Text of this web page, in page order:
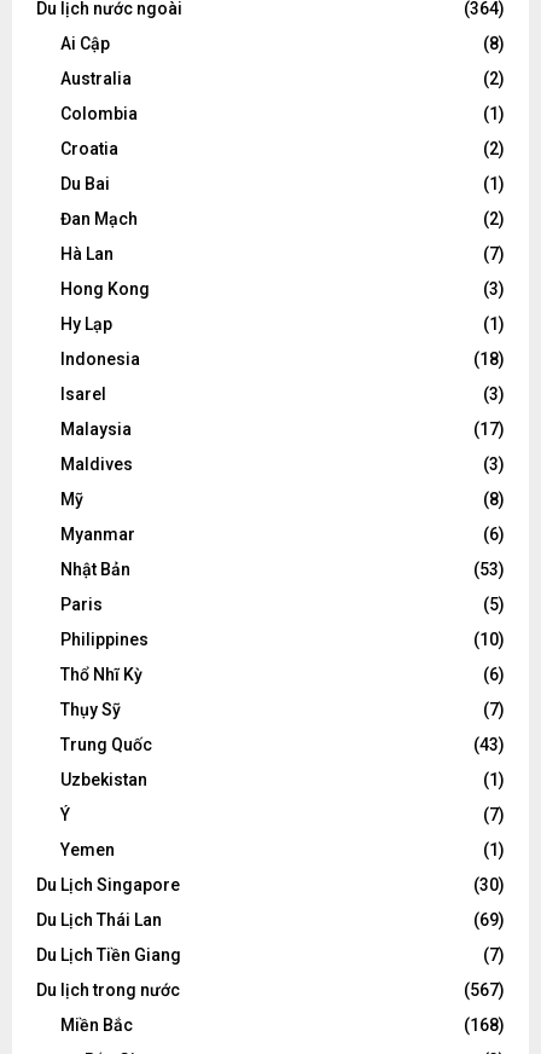
Du lịch nước ngoài
(364)
Ai Cập
(8)
Australia
(2)
Colombia
(1)
Croatia
(2)
Du Bai
(1)
Đan Mạch
(2)
Hà Lan
(7)
Hong Kong
(3)
Hy Lạp
(1)
Indonesia
(18)
Isarel
(3)
Malaysia
(17)
Maldives
(3)
Mỹ
(8)
Myanmar
(6)
Nhật Bản
(53)
Paris
(5)
Philippines
(10)
Thổ Nhĩ Kỳ
(6)
Thụy Sỹ
(7)
Trung Quốc
(43)
Uzbekistan
(1)
Ý
(7)
Yemen
(1)
Du Lịch Singapore
(30)
Du Lịch Thái Lan
(69)
Du Lịch Tiền Giang
(7)
Du lịch trong nước
(567)
Miền Bắc
(168)